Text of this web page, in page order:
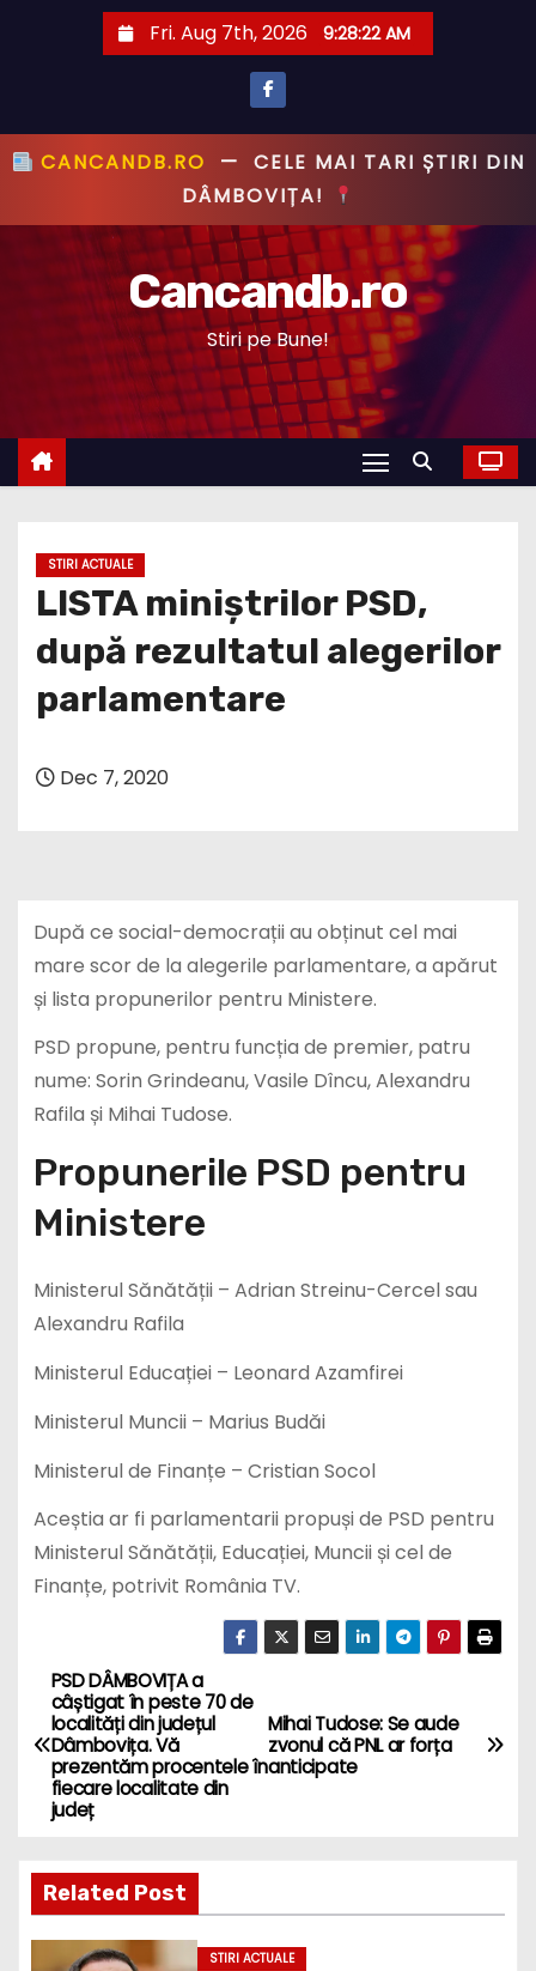
Fri. Aug 7th, 2026 9:28:23 AM
CANCANDB.RO—PRIMUL CU ȘTIREA,
PRIMUL CU ADEVĂRUL!
Cancandb.ro
Stiri pe Bune!
STIRI ACTUALE
LISTA miniștrilor PSD,
după rezultatul alegerilor
parlamentare
Dec 7, 2020
După ce social-democrații au obținut cel mai
mare scor de la alegerile parlamentare, a apărut
și lista propunerilor pentru Ministere.
PSD propune, pentru funcția de premier, patru
nume: Sorin Grindeanu, Vasile Dîncu, Alexandru
Rafila și Mihai Tudose.
Propunerile PSD pentru
Ministere
Ministerul Sănătății – Adrian Streinu-Cercel sau
Alexandru Rafila
Ministerul Educației – Leonard Azamfirei
Ministerul Muncii – Marius Budăi
Ministerul de Finanțe – Cristian Socol
Aceștia ar fi parlamentarii propuși de PSD pentru
Ministerul Sănătății, Educației, Muncii și cel de
Finanțe, potrivit România TV.
P
o
s
n
a
Mihai Tudose: Se aude
zvonul că PNL ar forța
anticipate
PSD DÂMBOVIȚA a
câștigat în peste 70 de
localități din județul
Dâmbovița. Vă
prezentăm procentele în
fiecare localitate din
județ
Related Post
STIRI ACTUALE